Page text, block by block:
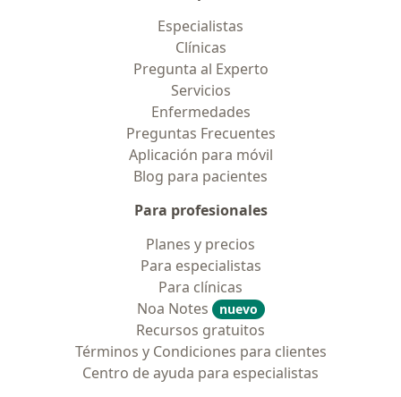
Especialistas
Clínicas
Pregunta al Experto
Servicios
Enfermedades
Preguntas Frecuentes
Aplicación para móvil
Blog para pacientes
Para profesionales
Planes y precios
Para especialistas
Para clínicas
Noa Notes
nuevo
Recursos gratuitos
Términos y Condiciones para clientes
Centro de ayuda para especialistas